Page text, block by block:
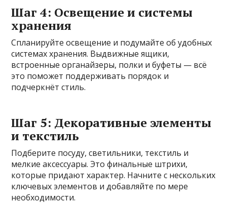
Шаг 4: Освещение и системы
хранения
Спланируйте освещение и подумайте об удобных
системах хранения. Выдвижные ящики,
встроенные органайзеры, полки и буфеты — всё
это поможет поддерживать порядок и
подчеркнёт стиль.
Шаг 5: Декоративные элементы
и текстиль
Подберите посуду, светильники, текстиль и
мелкие аксессуары. Это финальные штрихи,
которые придают характер. Начните с нескольких
ключевых элементов и добавляйте по мере
необходимости.